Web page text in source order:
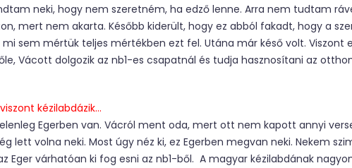
neki, hogy nem szeretném, ha edző lenne. Arra nem tudtam
mert nem akarta. Később kiderült, hogy ez abból fakadt, hogy a
sem mértük teljes mértékben ezt fel. Utána már késő volt. Viszont
Vácott dolgozik az nb1-es csapatnál és tudja hasznosítani az
kézilabdázik…
Egerben van. Vácról ment oda, mert ott nem kapott annyi
lett volna neki. Most úgy néz ki, ez Egerben megvan neki. Nekem
Eger várhatóan ki fog esni az nb1-ből. A magyar kézilabdának